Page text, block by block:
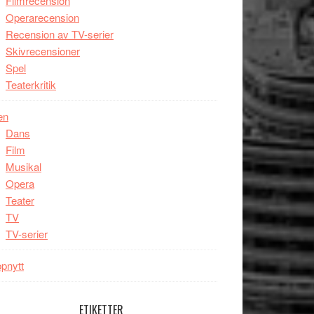
Operarecension
Recension av TV-serier
Skivrecensioner
Spel
Teaterkritik
Dans
Film
Musikal
Opera
Teater
TV
TV-serier
ETIKETTER